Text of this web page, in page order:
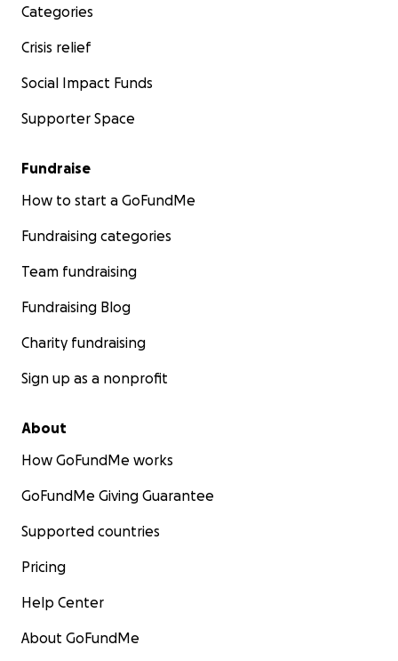
Categories
Crisis relief
Social Impact Funds
Supporter Space
Fundraise
How to start a GoFundMe
Fundraising categories
Team fundraising
Fundraising Blog
Charity fundraising
Sign up as a nonprofit
About
How GoFundMe works
GoFundMe Giving Guarantee
Supported countries
Pricing
Help Center
About GoFundMe